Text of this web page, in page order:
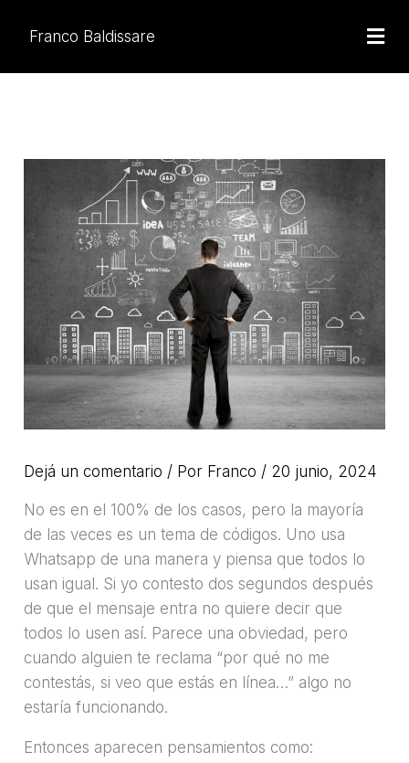
Franco Baldissare
Dejá un comentario / Por Franco / 20 junio, 2024
No es en el 100% de los casos, pero la mayoría
de las veces es un tema de códigos. Uno usa
Whatsapp de una manera y piensa que todos lo
usan igual. Si yo contesto dos segundos después
de que el mensaje entra no quiere decir que
todos lo usen así. Parece una obviedad, pero
cuando alguien te reclama “por qué no me
contestás, si veo que estás en línea…” algo no
estaría funcionando.
Entonces aparecen pensamientos como: